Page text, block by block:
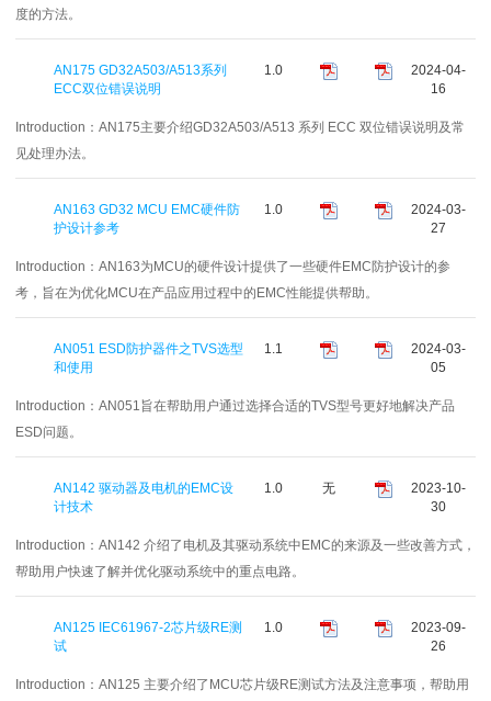
度的方法。
AN175 GD32A503/A513系列
ECC双位错误说明
1.0
2024-04-
16
Introduction： AN175主要介绍GD32A503/A513 系列 ECC 双位错误说明及常
见处理办法。
AN163 GD32 MCU EMC硬件防
护设计参考
1.0
2024-03-
27
Introduction： AN163为MCU的硬件设计提供了一些硬件EMC防护设计的参
考，旨在为优化MCU在产品应用过程中的EMC性能提供帮助。
AN051 ESD防护器件之TVS选型
和使用
1.1
2024-03-
05
Introduction： AN051旨在帮助用户通过选择合适的TVS型号更好地解决产品
ESD问题。
AN142 驱动器及电机的EMC设
计技术
1.0 无
2023-10-
30
Introduction： AN142 介绍了电机及其驱动系统中EMC的来源及一些改善方式，
帮助用户快速了解并优化驱动系统中的重点电路。
AN125 IEC61967-2芯片级RE测
试
1.0
2023-09-
26
Introduction： AN125 主要介绍了MCU芯片级RE测试方法及注意事项，帮助用